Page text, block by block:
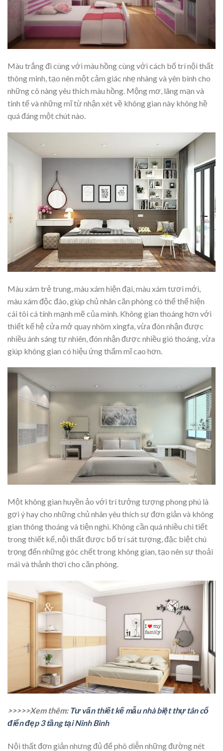
Màu trắng đi cùng với màu hồng cùng với cách bố trí nội thất
thông minh, tạo nên một cảm giác nhẹ nhàng và yên bình cho
những cô nàng yêu thích màu hồng. Mộng mơ, lãng mạn và
tinh tế và những mĩ từ nhận xét về không gian này không hề
quá đáng một chút nào.
Màu xám trẻ trung, màu xám hiện đại, màu xám tươi mới,
màu xám độc đáo, giúp chủ nhân căn phòng có thể thể hiện
cái tôi cá tính mạnh mẽ của mình. Không gian thoáng hơn với
thiết kế hệ cửa mở quay nhôm xingfa, vừa đón nhận được
nhiều ánh sáng tự nhiên, đón nhận được nhiều gió thoáng, vừa
giúp không gian có hiệu ứng thẩm mĩ cao hơn.
Một không gian huyền ảo với trí tưởng tượng phong phú là
gợi ý hay cho những chủ nhân yêu thích sự đơn giản và không
gian thông thoáng và tiện nghi. Không cần quá nhiều chi tiết
trong thiết kế, nội thất được bố trí sát tượng, đặc biệt chú
trọng đến những góc chết trong không gian, tạo nên sự thoải
mái và thảnh thơi cho căn phòng.
>>>>>Xem thêm: Tư vấn thiết kế mẫu nhà biệt thự tân cổ
điển đẹp 3 tầng tại Ninh Bình
Nội thất đơn giản nhưng đủ để phô diễn những đường nét